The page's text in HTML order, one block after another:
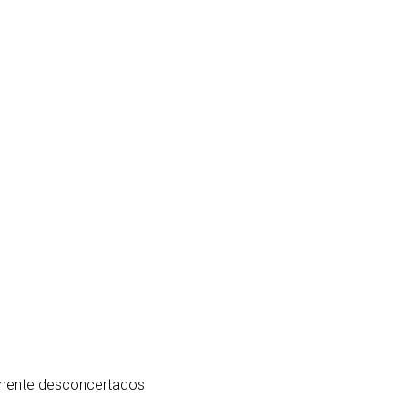
desconcertados